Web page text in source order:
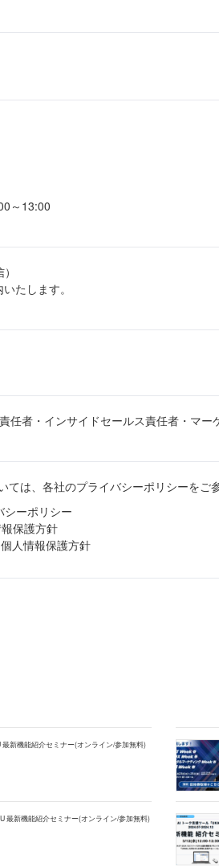
～13:00
たします。
任者・インサイドセールス責任者・マー
ては、各社のプライバシーポリシーをご
シーポリシー
保護方針
個人情報保護方針
最新機能紹介セミナー(オンライン/参加無料)
最新機能紹介セミナー(オンライン/参加無料)